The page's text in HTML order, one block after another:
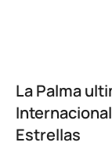
La Palma
Estrellas